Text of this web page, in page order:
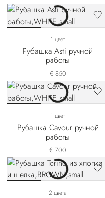
1 цвет
Рубашка Asti ручной
работы
€ 850
1 цвет
Рубашка Cavour ручной
работы
€ 700
2 цвета